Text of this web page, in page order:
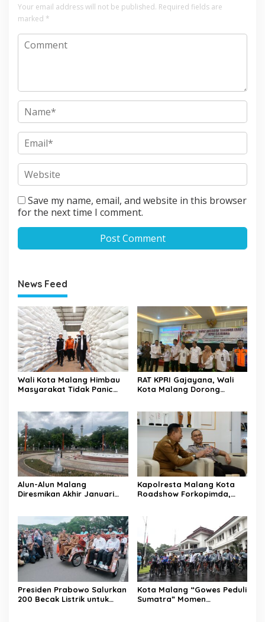
Your email address will not be published. Required fields are
marked *
Save my name, email, and website in this browser
for the next time I comment.
News Feed
Wali Kota Malang Himbau
Masyarakat Tidak Panic
RAT KPRI Gajayana, Wali
Kota Malang Dorong
Alun-Alun Malang
Diresmikan Akhir Januari
Kapolresta Malang Kota
Roadshow Forkopimda,
Presiden Prabowo Salurkan
200 Becak Listrik untuk
Kota Malang “Gowes Peduli
Sumatra” Momen